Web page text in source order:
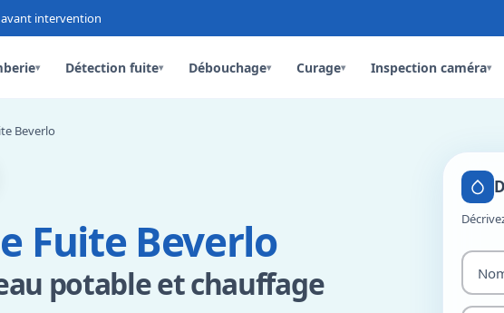
intervention
▾ Détection fuite▾ Débouchage▾ Curage▾ Inspection caméra▾
Beverlo
Fuite Beverlo
potable et chauffage